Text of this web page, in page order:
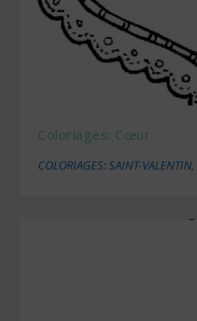
Coloriages: Cœur
COLORIAGES: SAINT-VALENTIN,